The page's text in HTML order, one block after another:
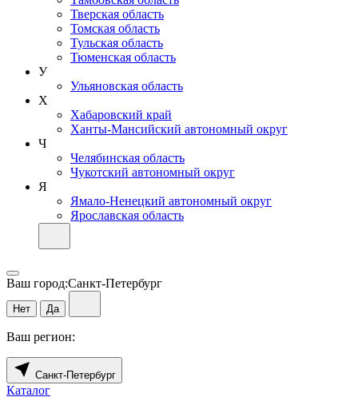
Тверская область
Томская область
Тульская область
Тюменская область
У
Ульяновская область
Х
Хабаровский край
Ханты-Мансийский автономный округ
Ч
Челябинская область
Чукотский автономный округ
Я
Ямало-Ненецкий автономный округ
Ярославская область
Ваш город:Санкт-Петербург
Нет Да
Ваш регион:
Санкт-Петербург
Каталог